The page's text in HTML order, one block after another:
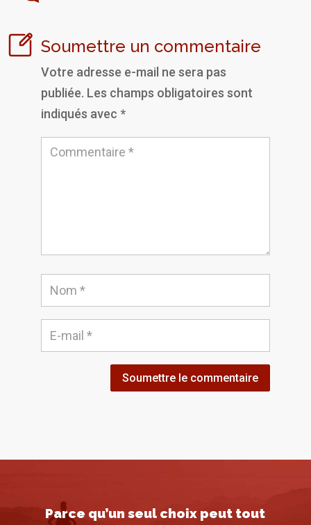
Soumettre un commentaire
Votre adresse e-mail ne sera pas
publiée. Les champs obligatoires sont
indiqués avec *
Soumettre le commentaire
Parce qu’un seul choix peut tout